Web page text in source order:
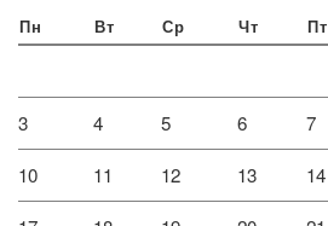
Пн Вт Ср Чт Пт
3 4 5 6 7
10 11 12 13 14